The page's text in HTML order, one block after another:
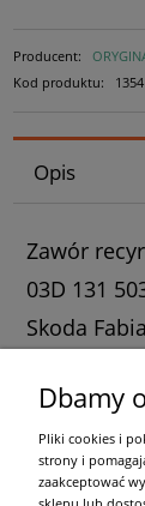
Producent:
Kod produktu:
1354
Opis
Zawór
03D 131
Skoda
Dbamy
Pliki cookies i
strony i
zaakceptować